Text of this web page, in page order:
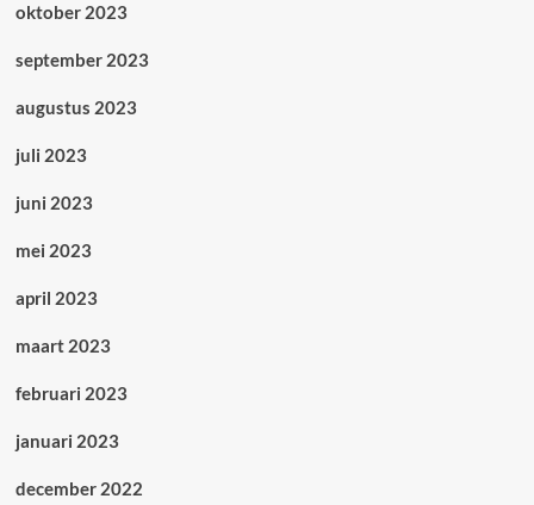
oktober 2023
september 2023
augustus 2023
juli 2023
juni 2023
mei 2023
april 2023
maart 2023
februari 2023
januari 2023
december 2022